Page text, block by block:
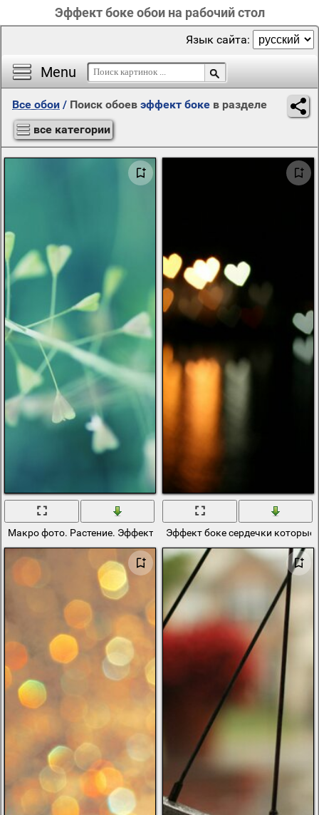
Эффект боке обои на рабочий стол
Menu
Язык сайта:
Все обои / Поиск обоев эффект боке в разделе
все категории
Макро фото. Растение. Эффект бокеЭффект боке сердечки